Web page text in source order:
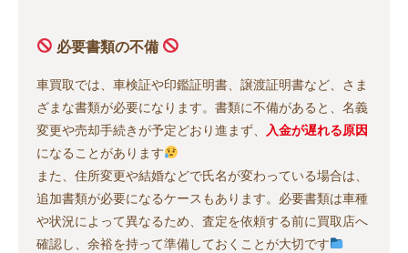
必要書類の不備
車買取では、車検証や印鑑証明書、譲渡証明書など、さま
ざまな書類が必要になります。書類に不備があると、名義
変更や売却手続きが予定どおり進まず、
入金が遅れる原因
になることがあります
また、住所変更や結婚などで氏名が変わっている場合は、
追加書類が必要になるケースもあります。必要書類は車種
や状況によって異なるため、査定を依頼する前に買取店へ
確認し、余裕を持って準備しておくことが大切です